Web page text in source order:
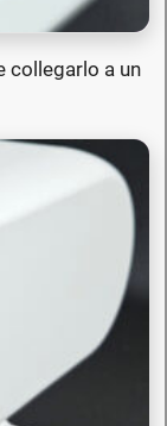
collegarlo a un